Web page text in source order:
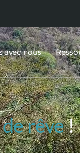
avec nous
rêve!